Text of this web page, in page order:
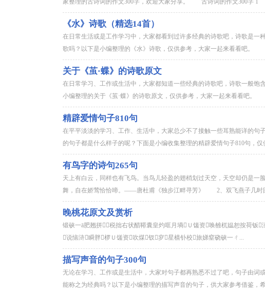
家整理的古诗词的作文300字，欢迎大家分享。 古诗词的作文300字
《水》诗歌（精选14首）
在日常生活或是工作学习中，大家都看到过许多经典的诗歌吧，诗歌是
歌吗？以下是小编整理的《水》诗歌，仅供参考，大家一起来看看吧。
关于《茧·蝶》的诗歌原文
在日常学习、工作或生活中，大家都知道一些经典的诗歌吧，诗歌一般饱
小编整理的关于《茧·蝶》的诗歌原文，仅供参考，大家一起来看看吧。
精辟爱情句子810句
在平平淡淡的学习、工作、生活中，大家总少不了接触一些耳熟能详的句
的句子都是什么样子的呢？下面是小编收集整理的精辟爱情句子810句，仅
有鸟字的诗句265句
天上有白云，同样也有飞鸟。当鸟儿轻盈的翅梢划过天空，天空却仍是
舞，自在娇莺恰恰啼。——唐杜甫《独步江畔寻芳》 2、双飞燕子几时
晚桃花原文及赏析
锻硖一ā肥翘拼税拙右状醋鞯囊皇灼哐月墒Ｕ馐资唤雒杌媪恕按荷
说恼浒瞬胖椤Ｕ馐资吹煤钗穸星樯钋校旅娣窒硗硖一ㄔ...
描写声音的句子300句
无论在学习、工作或是生活中，大家对句子都再熟悉不过了吧，句子由
能称之为经典吗？以下是小编整理的描写声音的句子，供大家参考借鉴，